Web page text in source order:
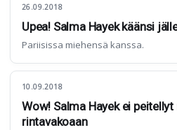
26.09.2018
Upea! Salma Hayek käänsi
Pariisissa miehensä kanssa.
10.09.2018
Wow! Salma Hayek ei
rintavakoaan